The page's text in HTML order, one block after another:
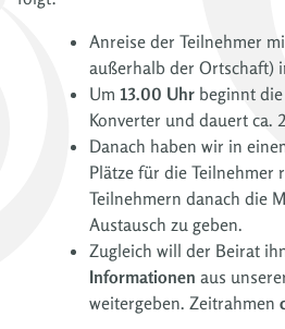
Anreise der Teilnehmer
außerhalb der Ortschaft)
Um 13.00 Uhr beginnt
Konverter und dauert ca.
Danach haben wir in
Plätze für die Teilnehmer
Teilnehmern danach die
Austausch zu geben.
Zugleich will der Beirat
Informationen aus
weitergeben. Zeitrahmen